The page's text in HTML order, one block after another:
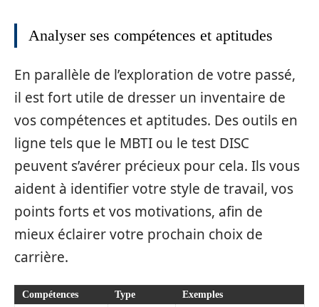
Analyser ses compétences et aptitudes
En parallèle de l’exploration de votre passé,
il est fort utile de dresser un inventaire de
vos compétences et aptitudes. Des outils en
ligne tels que le MBTI ou le test DISC
peuvent s’avérer précieux pour cela. Ils vous
aident à identifier votre style de travail, vos
points forts et vos motivations, afin de
mieux éclairer votre prochain choix de
carrière.
Compétences Type Exemples